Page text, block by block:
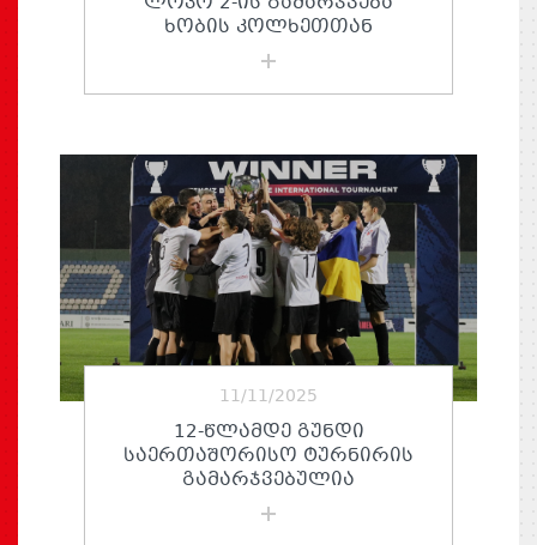
ᲮᲝᲑᲘᲡ ᲙᲝᲚᲮᲔᲗᲗᲐᲜ
11/11/2025
12-ᲬᲚᲐᲛᲓᲔ ᲒᲣᲜᲓᲘ
ᲡᲐᲔᲠᲗᲐᲨᲝᲠᲘᲡᲝ ᲢᲣᲠᲜᲘᲠᲘᲡ
ᲒᲐᲛᲐᲠᲯᲕᲔᲑᲣᲚᲘᲐ